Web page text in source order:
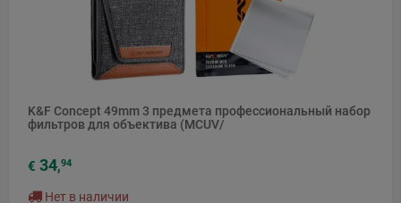
K&F Concept 49mm 3 предмета профессиональный набор
фильтров для объектива (MCUV/
€ 34,94
Нет в наличии